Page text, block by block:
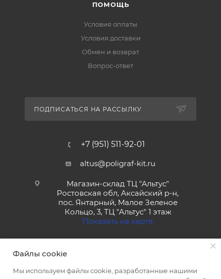
ПОМОЩЬ
Условия оплаты
Условия доставки
Обмен и возврат
Вопрос-ответ
ПОДПИСАТЬСЯ НА РАССЫЛКУ
+7 (951) 511-92-01
altus@poligraf-kit.ru
Магазин-склад ТЦ "Альтус"
Ростовская обл, Аксайский р-н,
пос. Янтарный, Малое Зеленое
Кольцо, 3, ТЦ "Альтус" 1 этаж
Показать на карте
Файлы cookie
Мы используем файлы cookie, разработанные нашими